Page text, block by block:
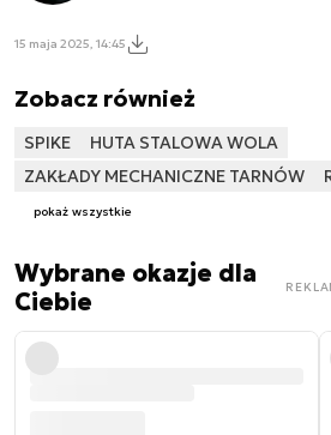
15 maja 2025, 14:45
Zobacz również
SPIKE
HUTA STALOWA WOLA
ZAKŁADY MECHANICZNE TARNÓW
pokaż wszystkie
Wybrane okazje dla
Ciebie